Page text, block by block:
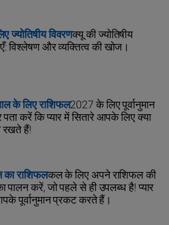
ज्योतिषीय विवरणक्यू की ज्योतिषीय
विश्लेषण और व्यक्तित्व की खोज।
के लिए राशिफल2027 के लिए पूर्वानुमान
करें कि प्यार में सितारे आपके लिए क्या
रखते हैं!
राशिफलकल के लिए अपने राशिफल की
पालन करें, जो पहले से ही उपलब्ध है! प्यार
पूर्वानुमान प्रकट करते हैं।